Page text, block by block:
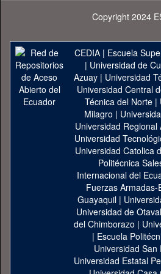
Copyright 2024
CEDIA| Escuela
| Universidad de
Azuay| Universidad
Universidad Central
Técnica del Norte |
Milagro |
Universidad
Universidad
Universidad Catolica
Politécnica
Internacional del
Fuerzas Armadas-
Guayaquil|
Universidad de
del Chimborazo |
| Escuela
Universidad
Universidad Estatal